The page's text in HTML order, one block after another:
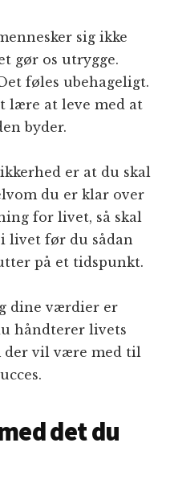
sig ikke
gør os utrygge.
føles ubehageligt.
lære at leve med at
byder.
er at du skal
du er klar over
for livet, så skal
livet før du sådan
på et tidspunkt.
dine værdier er
håndterer livets
der vil være med til
det du